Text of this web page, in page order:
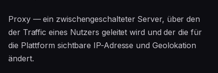
Proxy — ein zwischengeschalteter Server, über den
der Traffic eines Nutzers geleitet wird und der die für
die Plattform sichtbare IP-Adresse und Geolokation
ändert.